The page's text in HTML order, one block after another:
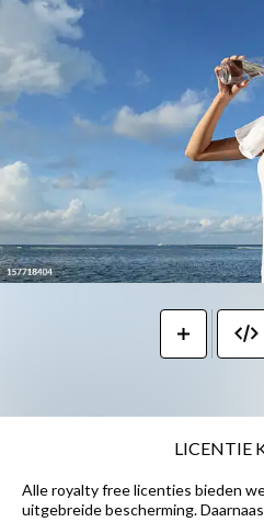
LICENTIE
Alle royalty free licenties bieden
uitgebreide bescherming.